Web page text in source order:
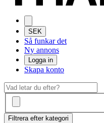
SEK
Så funkar det
Ny annons
Logga in
Skapa konto
Filtrera efter kategori